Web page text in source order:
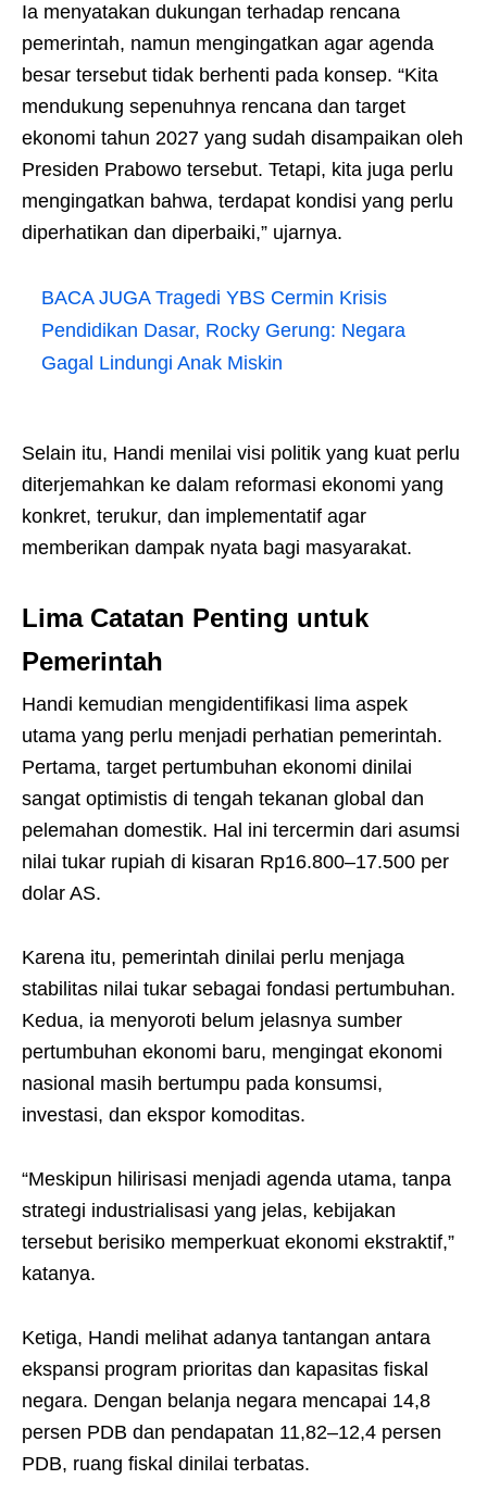
Ia menyatakan dukungan terhadap rencana
pemerintah, namun mengingatkan agar agenda
besar tersebut tidak berhenti pada konsep. “Kita
mendukung sepenuhnya rencana dan target
ekonomi tahun 2027 yang sudah disampaikan oleh
Presiden Prabowo tersebut. Tetapi, kita juga perlu
mengingatkan bahwa, terdapat kondisi yang perlu
diperhatikan dan diperbaiki,” ujarnya.
BACA JUGA Tragedi YBS Cermin Krisis
Pendidikan Dasar, Rocky Gerung: Negara
Gagal Lindungi Anak Miskin
Selain itu, Handi menilai visi politik yang kuat perlu
diterjemahkan ke dalam reformasi ekonomi yang
konkret, terukur, dan implementatif agar
memberikan dampak nyata bagi masyarakat.
Lima Catatan Penting untuk
Pemerintah
Handi kemudian mengidentifikasi lima aspek
utama yang perlu menjadi perhatian pemerintah.
Pertama, target pertumbuhan ekonomi dinilai
sangat optimistis di tengah tekanan global dan
pelemahan domestik. Hal ini tercermin dari asumsi
nilai tukar rupiah di kisaran Rp16.800–17.500 per
dolar AS.
Karena itu, pemerintah dinilai perlu menjaga
stabilitas nilai tukar sebagai fondasi pertumbuhan.
Kedua, ia menyoroti belum jelasnya sumber
pertumbuhan ekonomi baru, mengingat ekonomi
nasional masih bertumpu pada konsumsi,
investasi, dan ekspor komoditas.
“Meskipun hilirisasi menjadi agenda utama, tanpa
strategi industrialisasi yang jelas, kebijakan
tersebut berisiko memperkuat ekonomi ekstraktif,”
katanya.
Ketiga, Handi melihat adanya tantangan antara
ekspansi program prioritas dan kapasitas fiskal
negara. Dengan belanja negara mencapai 14,8
persen PDB dan pendapatan 11,82–12,4 persen
PDB, ruang fiskal dinilai terbatas.